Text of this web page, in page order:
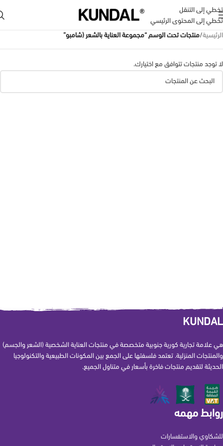
تخطي إلى التنقل
تخطي إلى المحتوى الرئيسي
الرئيسية/منتجات تحت الوسم “مجموعة العناية بالشعر (شامبو”
لا توجد منتجات تتوافق مع اختيارك.
KUNDAL
هي علامة تجارية كورية جنوبية متخصصة في منتجات العناية الشخصية (الشعر والجسم)
والمنتجات المنزلية. تعتمد فلسفتها على الجمع بين المكونات الطبيعية والتكنولوجيا
الحديثة لتقديم منتجات فاخرة بأسعار في متناول الجميع.
روابط مهمه
للشكاوي والاستفسارات